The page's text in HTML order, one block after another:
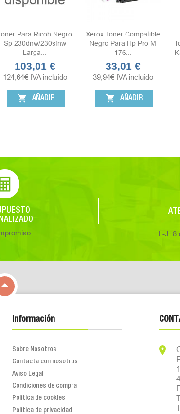
Para Ricoh Negro
Sp 230dnw/230sfnw
Larga...
Precio
103,01 €
124,64€ IVA incluído
shopping_cart AÑADIR
Xerox Toner Compatible
Negro Para Hp Pro M
176...
Precio
33,01 €
39,94€ IVA incluído
shopping_cart AÑADIR
L-J: 8

Información
Sobre Nosotros
Contacta con nosotros
Aviso Legal
Condiciones de compra
Política de cookies
Política de privacidad
